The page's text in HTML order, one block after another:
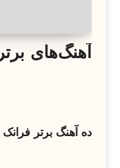
آهنگ‌های
ده آهنگ برتر فرانک